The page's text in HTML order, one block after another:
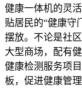
健康一体机的灵
贴居民的“健康守
摆放。不论是社
大型商场，配有
健康检测服务项
板，促进健康管